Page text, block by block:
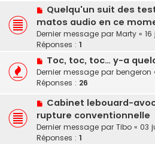
Quelqu'un suit des
matos audio en ce
Dernier message par Marty « 16
Réponses : 1
Toc, toc, toc… y-a
Dernier message par bengeron
Réponses : 26
Cabinet lebouard-
rupture conventionnelle
Dernier message par Tibo « 03
Réponses : 1